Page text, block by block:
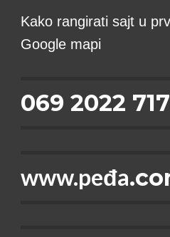
Kako rangirati sajt u
Google mapi
069 2022 717
www.peđa